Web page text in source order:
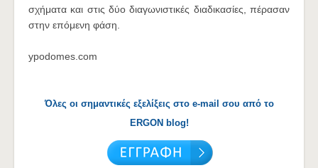
σχήματα και στις δύο διαγωνιστικές διαδικασίες, πέρασαν
στην επόμενη φάση.
ypodomes.com
Όλες οι σημαντικές εξελίξεις στο e-mail σου από το
ERGON blog!